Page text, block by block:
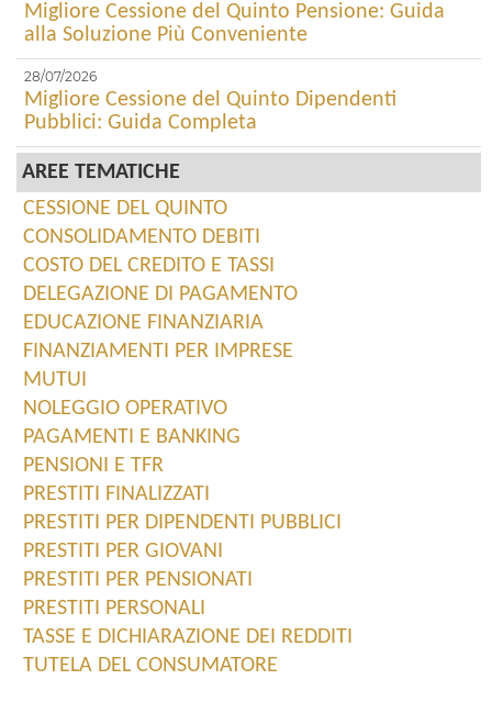
Migliore Cessione del Quinto Pensione: Guida
alla Soluzione Più Conveniente
28/07/2026
Migliore Cessione del Quinto Dipendenti
Pubblici: Guida Completa
AREE TEMATICHE
CESSIONE DEL QUINTO
CONSOLIDAMENTO DEBITI
COSTO DEL CREDITO E TASSI
DELEGAZIONE DI PAGAMENTO
EDUCAZIONE FINANZIARIA
FINANZIAMENTI PER IMPRESE
MUTUI
NOLEGGIO OPERATIVO
PAGAMENTI E BANKING
PENSIONI E TFR
PRESTITI FINALIZZATI
PRESTITI PER DIPENDENTI PUBBLICI
PRESTITI PER GIOVANI
PRESTITI PER PENSIONATI
PRESTITI PERSONALI
TASSE E DICHIARAZIONE DEI REDDITI
TUTELA DEL CONSUMATORE